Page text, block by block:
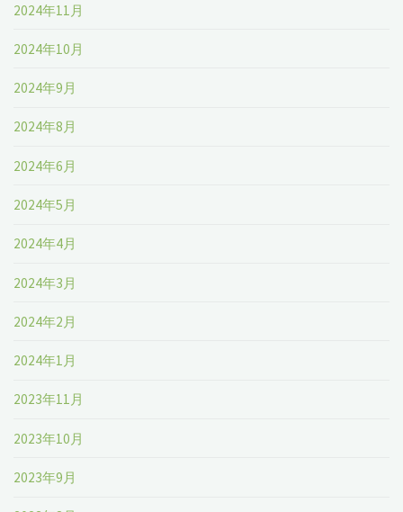
2024年11月
2024年10月
2024年9月
2024年8月
2024年6月
2024年5月
2024年4月
2024年3月
2024年2月
2024年1月
2023年11月
2023年10月
2023年9月